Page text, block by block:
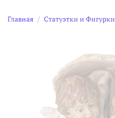
Главная Статуэтки и Фигурки